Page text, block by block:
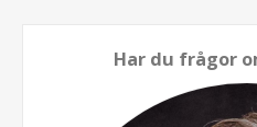
Har du frågor